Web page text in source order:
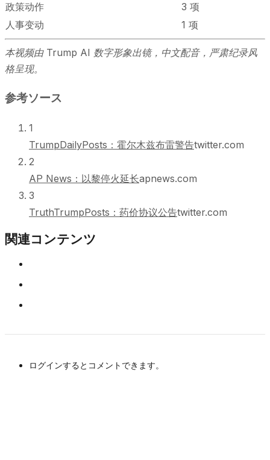
政策动作
3 项
人事变动
1 项
本视频由 Trump AI 数字形象出镜，中文配音，严肃纪录风
格呈现。
参考ソース
1
TrumpDailyPosts：霍尔木兹布雷警告twitter.com
2
AP News：以黎停火延长apnews.com
3
TruthTrumpPosts：药价协议公告twitter.com
関連コンテンツ
ログインするとコメントできます。